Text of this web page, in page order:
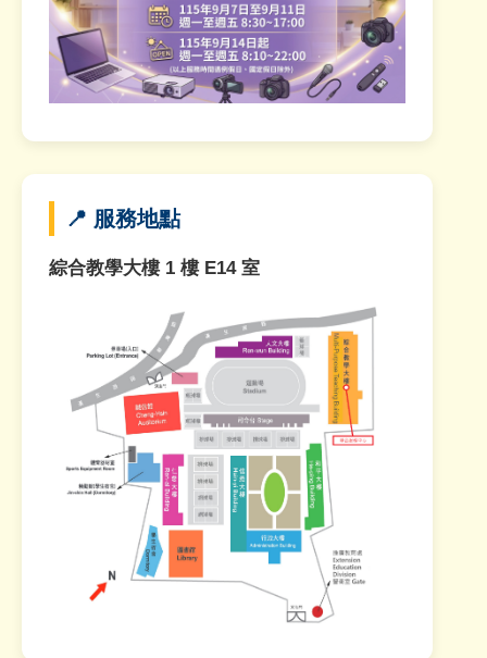
📍 服務地點
綜合教學大樓 1 樓 E14 室